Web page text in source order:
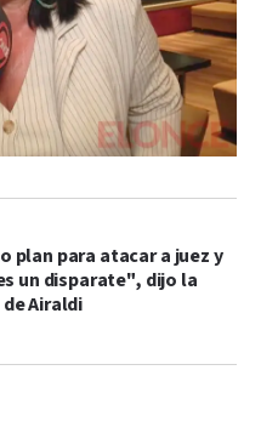
plan para atacar a juez y
un disparate", dijo la
Airaldi